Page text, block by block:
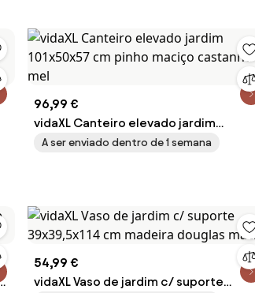
96,99 €
vidaXL Canteiro elevado jardim
101x50x57 cm pinho maciço castanho-
A ser enviado dentro de 1 semana
54,99 €
vidaXL Vaso de jardim c/ suporte